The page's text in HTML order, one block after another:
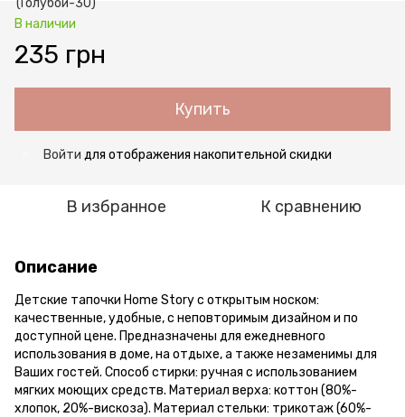
В наличии
235 грн
Купить
Войти для отображения накопительной скидки
В избранное К сравнению
Описание
Детские тапочки Home Story с открытым носком:
качественные, удобные, с неповторимым дизайном и по
доступной цене. Предназначены для ежедневного
использования в доме, на отдыхе, а также незаменимы для
Ваших гостей. Способ стирки: ручная с использованием
мягких моющих средств. Материал верха: коттон (80%-
хлопок, 20%-вискоза). Материал стельки: трикотаж (60%-